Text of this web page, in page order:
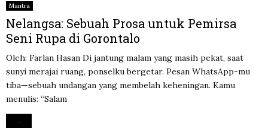
Mantra
Nelangsa: Sebuah Prosa untuk Pemirsa
Seni Rupa di Gorontalo
Oleh: Farlan Hasan Di jantung malam yang masih pekat, saat
sunyi merajai ruang, ponselku bergetar. Pesan WhatsApp-mu
tiba—sebuah undangan yang membelah keheningan. Kamu
menulis: “Salam